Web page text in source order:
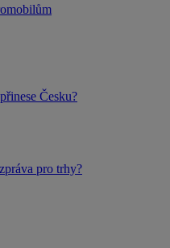
Česku?
pro trhy?